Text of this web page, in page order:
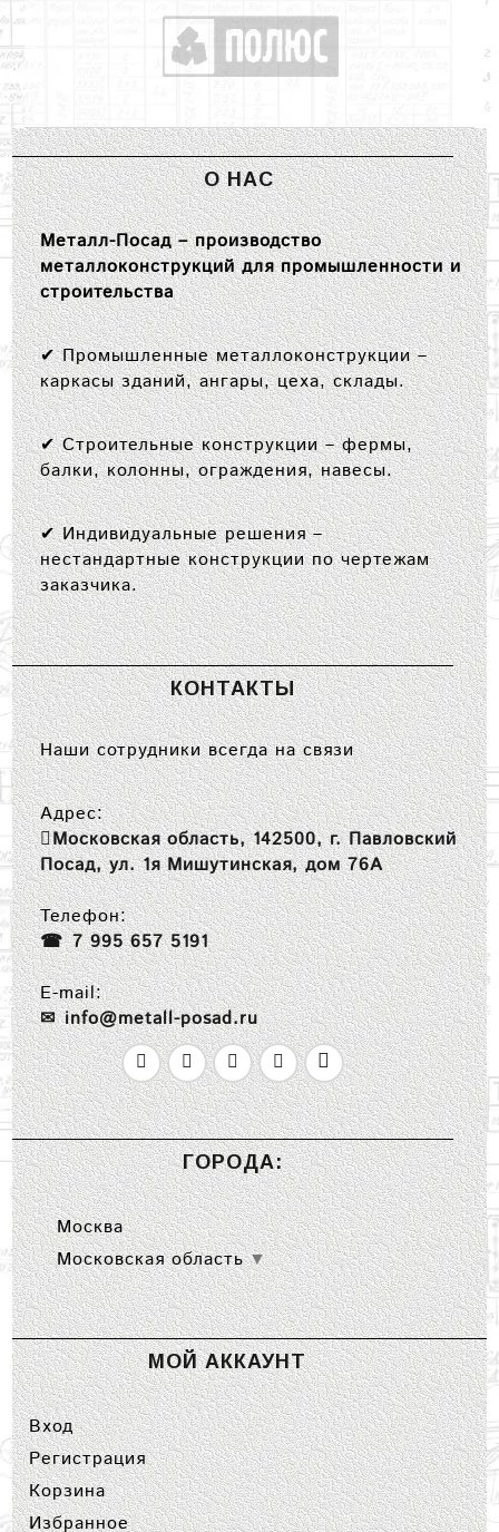
О НАС
Металл-Посад – производство
металлоконструкций для промышленности и
строительства
✔Промышленные металлоконструкции–
каркасы зданий, ангары, цеха, склады.
✔Строительные конструкции– фермы,
балки, колонны, ограждения, навесы.
✔Индивидуальные решения–
нестандартные конструкции по чертежам
заказчика.
КОНТАКТЫ
Наши сотрудники всегда на связи
Адрес:
Московская область, 142500, г. Павловский
Посад, ул. 1я Мишутинская, дом 76А
Телефон:
7 995 657 5191
E-mail:
info@metall-posad.ru
ГОРОДА:
Москва
Московская область ▼
МОЙ АККАУНТ
Вход
Регистрация
Корзина
Избранное